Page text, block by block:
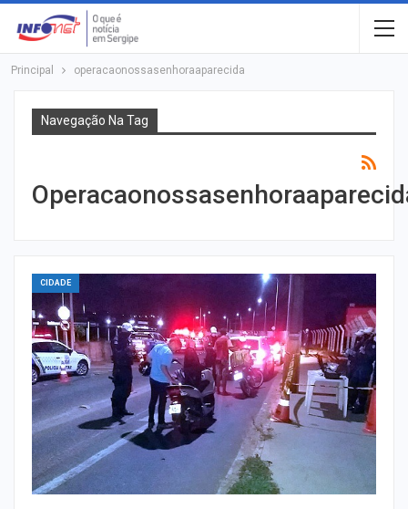
Principal operacaonossasenhoraaparecida
Navegação Na Tag
CIDADE